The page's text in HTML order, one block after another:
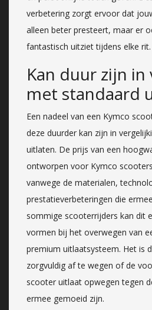
verbetering zorgt ervoor dat
alleen beter presteert, maar er
fantastisch uitziet tijdens elke rit.
Kan duur zijn
met standaard
Een nadeel van een Kymco
deze duurder kan zijn in
uitlaten. De prijs van een
ontworpen voor Kymco
vanwege de materialen,
prestatieverbeteringen die
sommige scooterrijders kan dit
vormen bij het overwegen van
premium uitlaatsysteem. Het is
zorgvuldig af te wegen of de
scooter uitlaat opwegen tegen
ermee gemoeid zijn.